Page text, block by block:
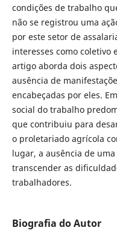
condições de trabalho
não se registrou uma
por este setor de
interesses como coletivo
artigo aborda dois
ausência de
encabeçadas por eles.
social do trabalho
que contribuiu para
o proletariado agrícola
lugar, a ausência de
transcender as
trabalhadores.
Biografia do Autor